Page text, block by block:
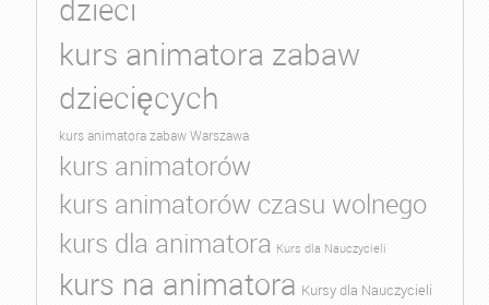
dzieci
kurs animatora zabaw
dziecięcych
kurs animatora zabaw Warszawa
kurs animatorów
kurs animatorów czasu wolnego
kurs dla animatora Kurs dla Nauczycieli
kurs na animatora Kursy dla Nauczycieli